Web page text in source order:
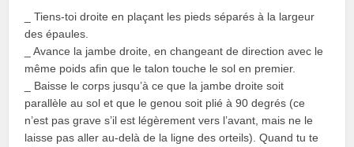
_ Tiens-toi droite en plaçant les pieds séparés à la largeur
des épaules.
_ Avance la jambe droite, en changeant de direction avec le
même poids afin que le talon touche le sol en premier.
_ Baisse le corps jusqu’à ce que la jambe droite soit
parallèle au sol et que le genou soit plié à 90 degrés (ce
n’est pas grave s’il est légèrement vers l’avant, mais ne le
laisse pas aller au-delà de la ligne des orteils). Quand tu te